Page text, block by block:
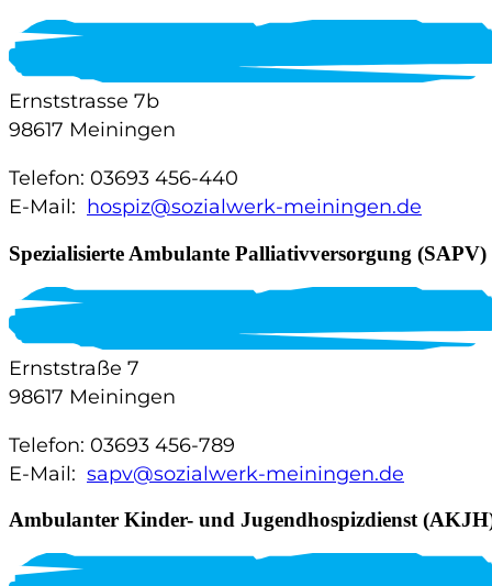
Ernststrasse 7b
98617 Meiningen
Telefon: 03693 456-440
E-Mail: hospiz@sozialwerk-meiningen.de
Spezialisierte Ambulante Palliativversorgung (SAPV)
Ernststraße 7
98617 Meiningen
Telefon: 03693 456-789
E-Mail: sapv@sozialwerk-meiningen.de
Ambulanter Kinder- und Jugendhospizdienst